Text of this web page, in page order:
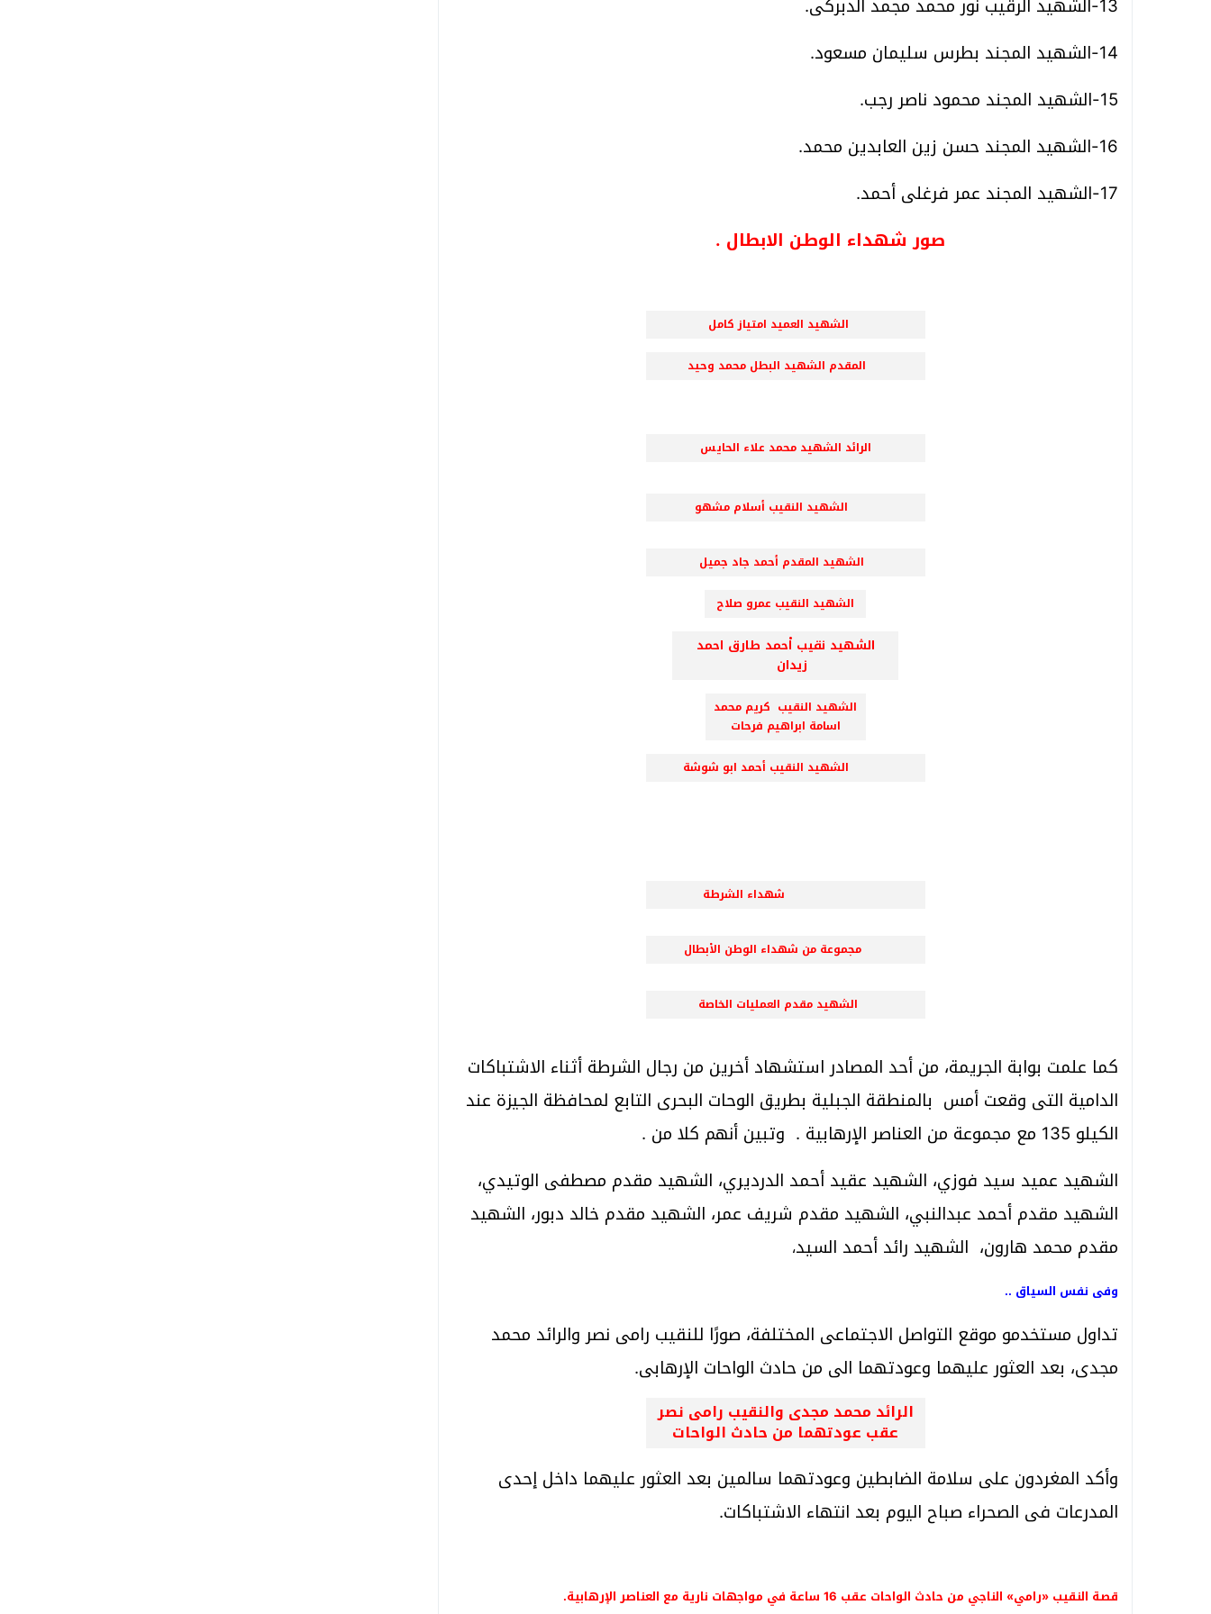
14-الشهيد المجند بطرس سليمان مسعود.
15-الشهيد المجند محمود ناصر رجب.
16-الشهيد المجند حسن زين العابدين محمد.
17-الشهيد المجند عمر فرغلى أحمد.
صور شهداء الوطن الابطال .
الشهيد العميد امتياز كامل
المقدم الشهيد البطل محمد وحيد
الرائد الشهيد محمد علاء الحايس
الشهيد النقيب أسلام مشهو
الشهيد المقدم أحمد جاد جميل
الشهيد النقيب عمرو صلاح
الشهيد نقيب اْحمد طارق احمد
زيدان
الشهيد النقيب كريم محمد
اسامة ابراهيم فرحات
الشهيد النقيب أحمد ابو شوشة
شهداء الشرطة
مجموعة من شهداء الوطن الاْبطال
الشهيد مقدم العمليات الخاصة
كما علمت بوابة الجريمة، من أحد المصادر استشهاد أخرين من رجال الشرطة أثناء الاشتباكات
الدامية التى وقعت أمس بالمنطقة الجبلية بطريق الوحات البحرى التابع لمحافظة الجيزة عند
الكيلو 135 مع مجموعة من العناصر الإرهابية . وتبين أنهم كلا من .
الشهيد عميد سيد فوزي، الشهيد عقيد أحمد الدرديري، الشهيد مقدم مصطفى الوتيدي،
الشهيد مقدم أحمد عبدالنبي، الشهيد مقدم شريف عمر، الشهيد مقدم خالد دبور، الشهيد
مقدم محمد هارون، الشهيد رائد أحمد السيد،
وفى نفس السياق ..
تداول مستخدمو موقع التواصل الاجتماعى المختلفة، صورًا للنقيب رامى نصر والرائد محمد
مجدى، بعد العثور عليهما وعودتهما الى من حادث الواحات الإرهابى.
الرائد محمد مجدى والنقيب رامى نصر
عقب عودتهما من حادث الواحات
وأكد المغردون على سلامة الضابطين وعودتهما سالمين بعد العثور عليهما داخل إحدى
المدرعات فى الصحراء صباح اليوم بعد انتهاء الاشتباكات.
قصة النقيب «رامي» الناجي من حادث الواحات عقب 16 ساعة في مواجهات نارية مع العناصر الإرهابية.